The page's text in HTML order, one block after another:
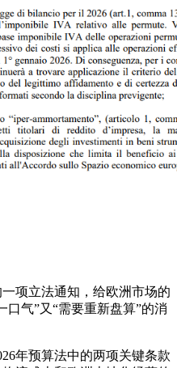
项立法通知，给欧洲市场的
口气”又“需要重新盘算”的消
年预算法中的两项关键条款